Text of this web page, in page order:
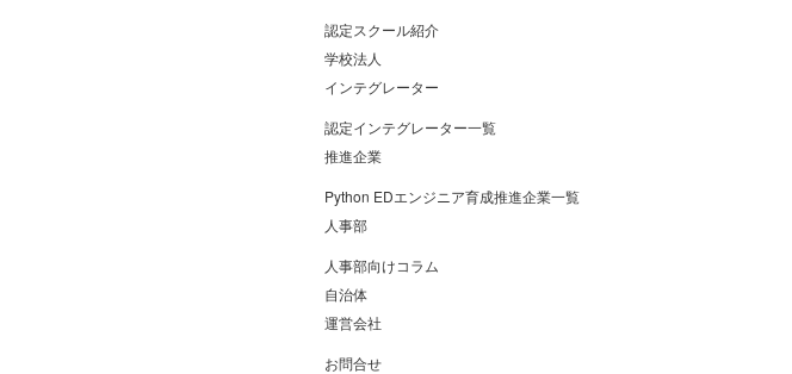
認定スクール紹介
学校法人
インテグレーター
認定インテグレーター一覧
推進企業
Python EDエンジニア育成推進企業一覧
人事部
人事部向けコラム
自治体
運営会社
お問合せ